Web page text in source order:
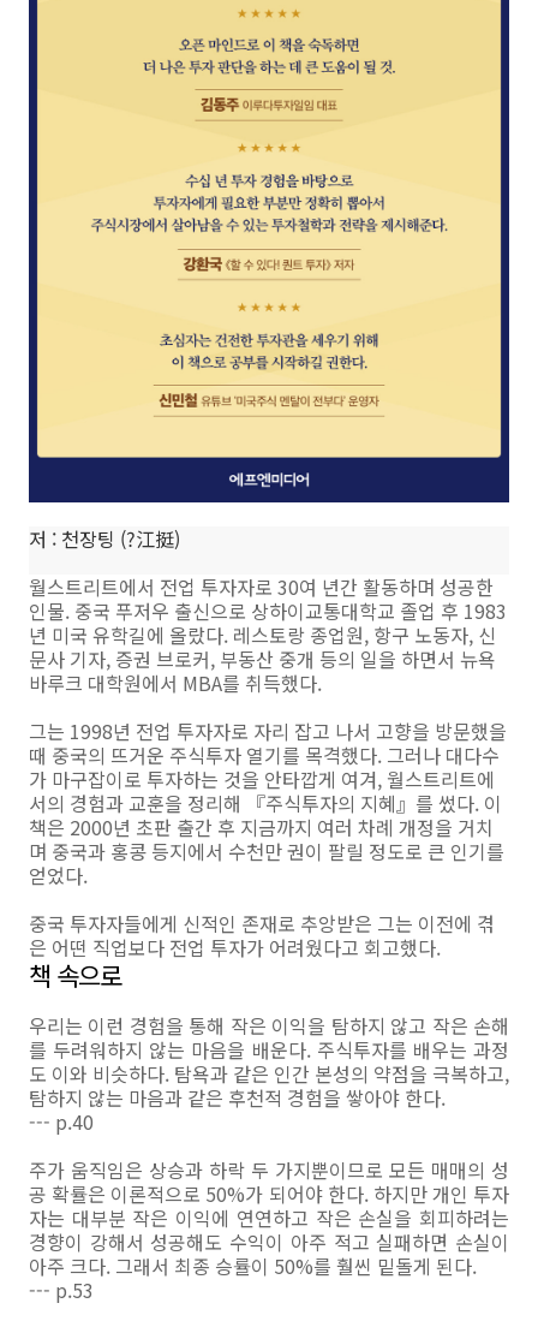
저 : 천장팅 (?江挺)
월스트리트에서 전업 투자자로 30여 년간 활동하며 성공한
인물. 중국 푸저우 출신으로 상하이교통대학교 졸업 후 1983
년 미국 유학길에 올랐다. 레스토랑 종업원, 항구 노동자, 신
문사 기자, 증권 브로커, 부동산 중개 등의 일을 하면서 뉴욕
바루크 대학원에서 MBA를 취득했다.
그는 1998년 전업 투자자로 자리 잡고 나서 고향을 방문했을
때 중국의 뜨거운 주식투자 열기를 목격했다. 그러나 대다수
가 마구잡이로 투자하는 것을 안타깝게 여겨, 월스트리트에
서의 경험과 교훈을 정리해 『주식투자의 지혜』를 썼다. 이
책은 2000년 초판 출간 후 지금까지 여러 차례 개정을 거치
며 중국과 홍콩 등지에서 수천만 권이 팔릴 정도로 큰 인기를
얻었다.
중국 투자자들에게 신적인 존재로 추앙받은 그는 이전에 겪
은 어떤 직업보다 전업 투자가 어려웠다고 회고했다.
책 속으로
우리는 이런 경험을 통해 작은 이익을 탐하지 않고 작은 손해
를 두려워하지 않는 마음을 배운다. 주식투자를 배우는 과정
도 이와 비슷하다. 탐욕과 같은 인간 본성의 약점을 극복하고,
탐하지 않는 마음과 같은 후천적 경험을 쌓아야 한다.
--- p.40
주가 움직임은 상승과 하락 두 가지뿐이므로 모든 매매의 성
공 확률은 이론적으로 50%가 되어야 한다. 하지만 개인 투자
자는 대부분 작은 이익에 연연하고 작은 손실을 회피하려는
경향이 강해서 성공해도 수익이 아주 적고 실패하면 손실이
아주 크다. 그래서 최종 승률이 50%를 훨씬 밑돌게 된다.
--- p.53